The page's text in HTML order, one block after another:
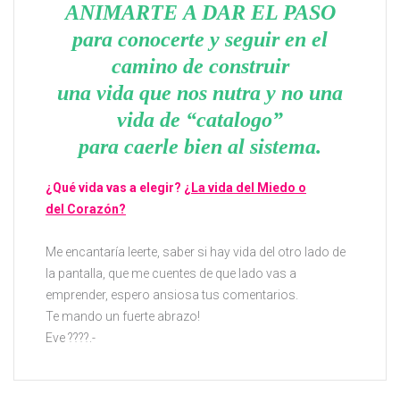
ANIMARTE A DAR EL PASO
para conocerte y seguir en el
camino de construir
una vida que nos nutra y no una
vida de “catalogo”
para caerle bien al sistema.
¿Qué vida vas a elegir? ¿La vida del Miedo o
del Corazón?
Me encantaría leerte, saber si hay vida del otro lado de
la pantalla, que me cuentes de que lado vas a
emprender, espero ansiosa tus comentarios.
Te mando un fuerte abrazo!
Eve ????.-